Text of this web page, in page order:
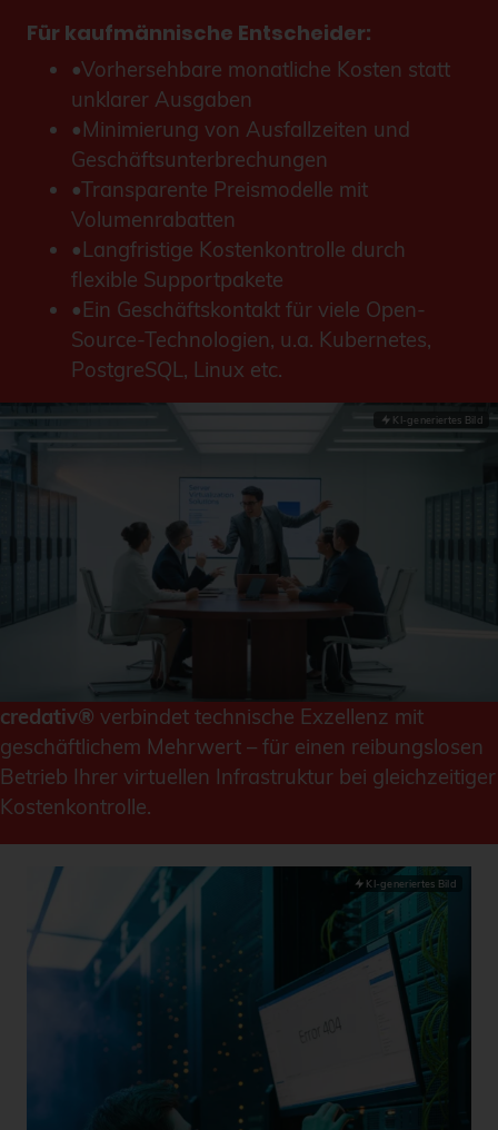
Für kaufmännische Entscheider:
Vorhersehbare monatliche Kosten statt
unklarer Ausgaben
Minimierung von Ausfallzeiten und
Geschäftsunterbrechungen
Transparente Preismodelle mit
Volumenrabatten
Langfristige Kostenkontrolle durch
flexible Supportpakete
Ein Geschäftskontakt für viele Open-
Source-Technologien, u.a. Kubernetes,
PostgreSQL, Linux etc.
KI-generiertes Bild
credativ® verbindet technische Exzellenz mit
geschäftlichem Mehrwert – für einen reibungslosen
Betrieb Ihrer virtuellen Infrastruktur bei gleichzeitiger
Kostenkontrolle.
KI-generiertes Bild